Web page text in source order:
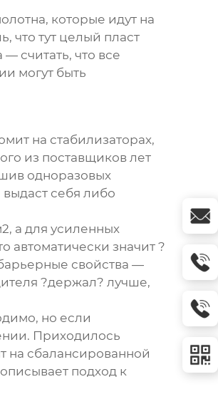
которые идут на
что тут целый пласт
считать, что все
могут быть
на стабилизаторах,
из поставщиков лет
одноразовых
себя либо
а для усиленных
автоматически значит ?
свойства —
?держал? лучше,
но если
Приходилось
на сбалансированной
подход к